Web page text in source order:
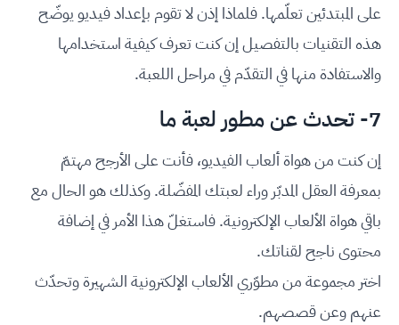
على المبتدئين تعلّمها. فلماذا إذن لا تقوم بإعداد فيديو يوضّح
هذه التقنيات بالتفصيل إن كنت تعرف كيفية استخدامها
والاستفادة منها في التقدّم في مراحل اللعبة.
7- تحدث عن مطور لعبة ما
إن كنت من هواة ألعاب الفيديو، فأنت على الأرجح مهتمّ
بمعرفة العقل المدبّر وراء لعبتك المفضّلة. وكذلك هو الحال مع
باقي هواة الألعاب الإلكترونية. فاستغلّ هذا الأمر في إضافة
محتوى ناجح لقناتك.
اختر مجموعة من مطوّري الألعاب الإلكترونية الشهيرة وتحدّث
عنهم وعن قصصهم.